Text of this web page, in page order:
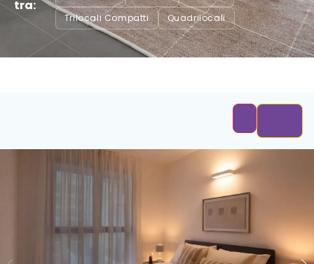
tra:
Trilocali Compatti
Quadrilocali